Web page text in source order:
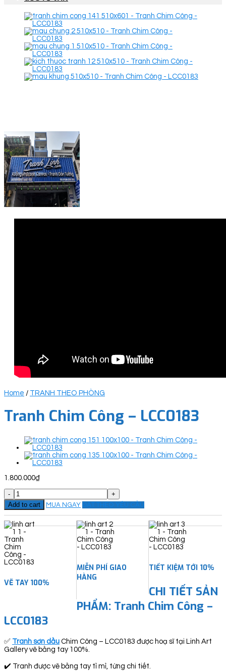
Home / TRANH THEO PHÒNG
Tranh Chim Công – LCC0183
1.800.000₫
Tranh
Chim
Công
-
LCC0183
quantity
Add to cart MUA NGAY ĐẶT THEO YÊU CẦU
VẼ TAY 100%
MIỄN PHÍ GIAO
HÀNG
TIẾT KIỆM TỚI 10%
CHI TIẾT SẢN
PHẨM: Tranh Chim Công –
LCC0183
✅ Tranh sơn dầu Chim Công – LCC0183 được hoạ sĩ tại Linh Art
Gallery vẽ bằng tay 100%.
✔️ Tranh được vẽ bằng tay tỉ mỉ, từng chi tiết.